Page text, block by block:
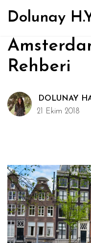
Dolunay
Rehberi
DOLUNAY
21 Ekim 2018